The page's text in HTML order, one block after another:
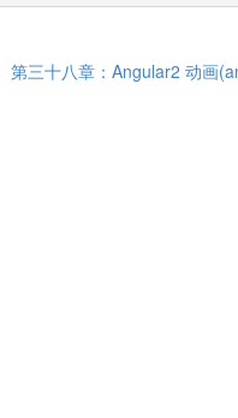
第三十八章：Angular2 动画